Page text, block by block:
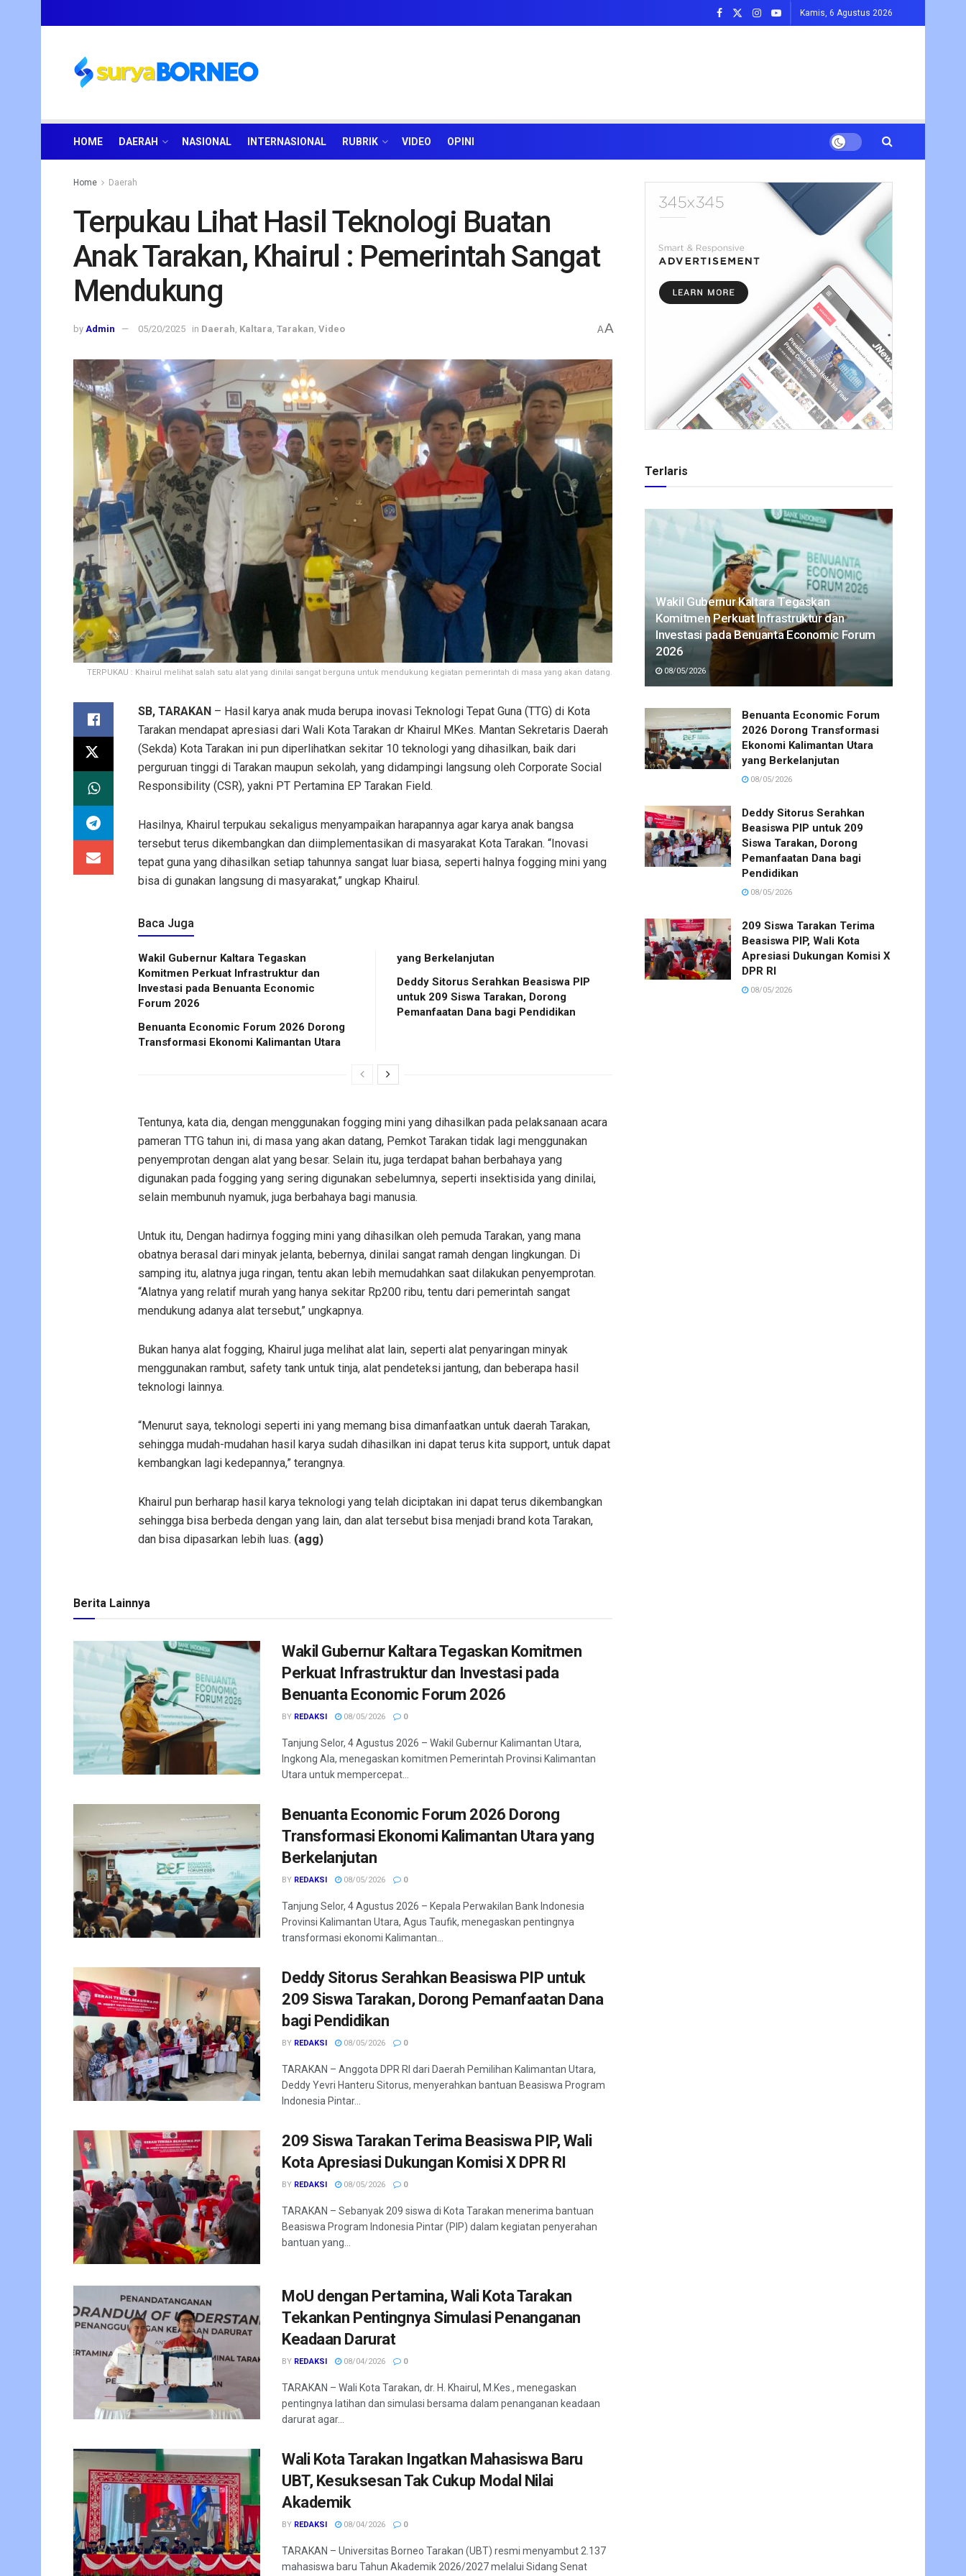
Kamis, 6 Agustus 2026
HOME DAERAH NASIONAL INTERNASIONAL RUBRIK VIDEO OPINI
Home Daerah
Terpukau Lihat Hasil Teknologi Buatan
Anak Tarakan, Khairul : Pemerintah Sangat
Mendukung
by Admin 05/20/2025 in Daerah Kaltara Tarakan Video AA
TERPUKAU : Khairul melihat salah satu alat yang dinilai sangat berguna untuk mendukung kegiatan pemerintah di masa yang akan datang.
SB, TARAKAN – Hasil karya anak muda berupa inovasi Teknologi Tepat Guna (TTG) di Kota
Tarakan mendapat apresiasi dari Wali Kota Tarakan dr Khairul MKes. Mantan Sekretaris Daerah
(Sekda) Kota Tarakan ini pun diperlihatkan sekitar 10 teknologi yang dihasilkan, baik dari
perguruan tinggi di Tarakan maupun sekolah, yang didampingi langsung oleh Corporate Social
Responsibility (CSR), yakni PT Pertamina EP Tarakan Field.
Hasilnya, Khairul terpukau sekaligus menyampaikan harapannya agar karya anak bangsa
tersebut terus dikembangkan dan diimplementasikan di masyarakat Kota Tarakan. “Inovasi
tepat guna yang dihasilkan setiap tahunnya sangat luar biasa, seperti halnya fogging mini yang
bisa di gunakan langsung di masyarakat,” ungkap Khairul.
Baca Juga
Wakil Gubernur Kaltara Tegaskan
Komitmen Perkuat Infrastruktur dan
Investasi pada Benuanta Economic
Forum 2026
Benuanta Economic Forum 2026 Dorong
Transformasi Ekonomi Kalimantan Utara
yang Berkelanjutan
Deddy Sitorus Serahkan Beasiswa PIP
untuk 209 Siswa Tarakan, Dorong
Pemanfaatan Dana bagi Pendidikan
Tentunya, kata dia, dengan menggunakan fogging mini yang dihasilkan pada pelaksanaan acara
pameran TTG tahun ini, di masa yang akan datang, Pemkot Tarakan tidak lagi menggunakan
penyemprotan dengan alat yang besar. Selain itu, juga terdapat bahan berbahaya yang
digunakan pada fogging yang sering digunakan sebelumnya, seperti insektisida yang dinilai,
selain membunuh nyamuk, juga berbahaya bagi manusia.
Untuk itu, Dengan hadirnya fogging mini yang dihasilkan oleh pemuda Tarakan, yang mana
obatnya berasal dari minyak jelanta, bebernya, dinilai sangat ramah dengan lingkungan. Di
samping itu, alatnya juga ringan, tentu akan lebih memudahkan saat dilakukan penyemprotan.
“Alatnya yang relatif murah yang hanya sekitar Rp200 ribu, tentu dari pemerintah sangat
mendukung adanya alat tersebut,” ungkapnya.
Bukan hanya alat fogging, Khairul juga melihat alat lain, seperti alat penyaringan minyak
menggunakan rambut, safety tank untuk tinja, alat pendeteksi jantung, dan beberapa hasil
teknologi lainnya.
“Menurut saya, teknologi seperti ini yang memang bisa dimanfaatkan untuk daerah Tarakan,
sehingga mudah-mudahan hasil karya sudah dihasilkan ini dapat terus kita support, untuk dapat
kembangkan lagi kedepannya,” terangnya.
Khairul pun berharap hasil karya teknologi yang telah diciptakan ini dapat terus dikembangkan
sehingga bisa berbeda dengan yang lain, dan alat tersebut bisa menjadi brand kota Tarakan,
dan bisa dipasarkan lebih luas. (agg)
Berita Lainnya
Wakil Gubernur Kaltara Tegaskan Komitmen
Perkuat Infrastruktur dan Investasi pada
Benuanta Economic Forum 2026
BY REDAKSI 08/05/2026 0
Tanjung Selor, 4 Agustus 2026 – Wakil Gubernur Kalimantan Utara,
Ingkong Ala, menegaskan komitmen Pemerintah Provinsi Kalimantan
Utara untuk mempercepat...
Benuanta Economic Forum 2026 Dorong
Transformasi Ekonomi Kalimantan Utara yang
Berkelanjutan
BY REDAKSI 08/05/2026 0
Tanjung Selor, 4 Agustus 2026 – Kepala Perwakilan Bank Indonesia
Provinsi Kalimantan Utara, Agus Taufik, menegaskan pentingnya
transformasi ekonomi Kalimantan...
Deddy Sitorus Serahkan Beasiswa PIP untuk
209 Siswa Tarakan, Dorong Pemanfaatan Dana
bagi Pendidikan
BY REDAKSI 08/05/2026 0
TARAKAN – Anggota DPR RI dari Daerah Pemilihan Kalimantan Utara,
Deddy Yevri Hanteru Sitorus, menyerahkan bantuan Beasiswa Program
Indonesia Pintar...
209 Siswa Tarakan Terima Beasiswa PIP, Wali
Kota Apresiasi Dukungan Komisi X DPR RI
BY REDAKSI 08/05/2026 0
TARAKAN – Sebanyak 209 siswa di Kota Tarakan menerima bantuan
Beasiswa Program Indonesia Pintar (PIP) dalam kegiatan penyerahan
bantuan yang...
MoU dengan Pertamina, Wali Kota Tarakan
Tekankan Pentingnya Simulasi Penanganan
Keadaan Darurat
BY REDAKSI 08/04/2026 0
TARAKAN – Wali Kota Tarakan, dr. H. Khairul, M.Kes., menegaskan
pentingnya latihan dan simulasi bersama dalam penanganan keadaan
darurat agar...
Wali Kota Tarakan Ingatkan Mahasiswa Baru
UBT, Kesuksesan Tak Cukup Modal Nilai
Akademik
BY REDAKSI 08/04/2026 0
TARAKAN – Universitas Borneo Tarakan (UBT) resmi menyambut 2.137
mahasiswa baru Tahun Akademik 2026/2027 melalui Sidang Senat
Terlaris
Wakil Gubernur Kaltara Tegaskan
Komitmen Perkuat Infrastruktur dan
Investasi pada Benuanta Economic Forum
2026
08/05/2026
Benuanta Economic Forum
2026 Dorong Transformasi
Ekonomi Kalimantan Utara
yang Berkelanjutan
08/05/2026
Deddy Sitorus Serahkan
Beasiswa PIP untuk 209
Siswa Tarakan, Dorong
Pemanfaatan Dana bagi
Pendidikan
08/05/2026
209 Siswa Tarakan Terima
Beasiswa PIP, Wali Kota
Apresiasi Dukungan Komisi X
DPR RI
08/05/2026